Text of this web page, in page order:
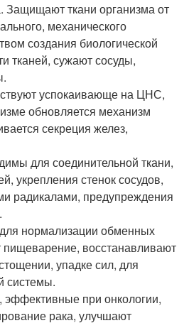
ткани организма от
механического
создания биологической
тканей, сужают сосуды,
успокаивающе на ЦНС,
обновляется механизм
секреция желез,
для соединительной ткани,
укрепления стенок сосудов,
радикалами, предупреждения
нормализации обменных
восстанавливают
упадке сил, для
системы.
при онкологии,
рака, улучшают